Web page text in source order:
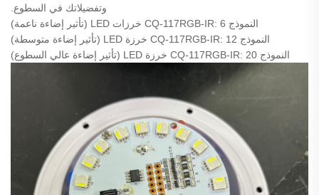
وتفضيلاتك في السطوع.
النموذج CQ-117RGB-IR: 6 خرزات LED (تأثير إضاءة ناعمة)
النموذج CQ-117RGB-IR: 12 خرزة LED (تأثير إضاءة متوسطة)
النموذج CQ-117RGB-IR: 20 خرزة LED (تأثير إضاءة عالي السطوع)